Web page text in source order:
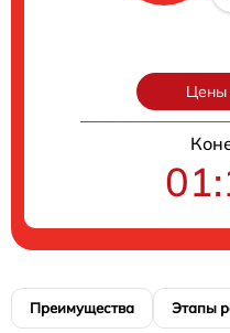
Цены
Преимущества Этапы